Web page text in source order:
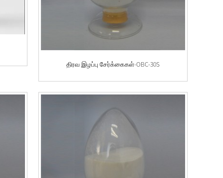
திரவ இழப்பு சேர்க்கைகள்-OBC-30S